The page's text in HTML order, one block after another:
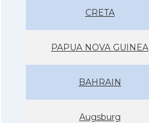
CRETA
PAPUA NOVA GUINEA
BAHRAIN
Augsburg